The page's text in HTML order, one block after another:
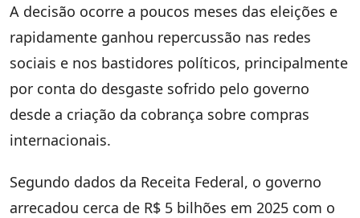
A decisão ocorre a poucos meses das eleições e
rapidamente ganhou repercussão nas redes
sociais e nos bastidores políticos, principalmente
por conta do desgaste sofrido pelo governo
desde a criação da cobrança sobre compras
internacionais.
Segundo dados da Receita Federal, o governo
arrecadou cerca de R$ 5 bilhões em 2025 com o